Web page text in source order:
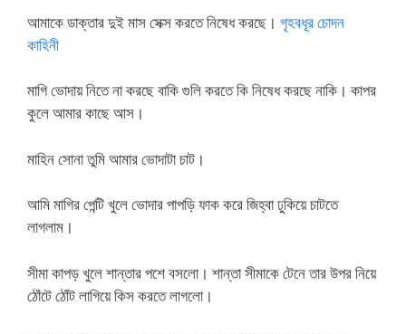
আমাকে ডাক্তার দুই মাস সেক্স করতে নিষেধ করছে। গৃহবধূর চোদন
কাহিনী
মাগি ভোদায় নিতে না করছে বাকি গুলি করতে কি নিষেধ করছে নাকি। কাপর
কুলে আমার কাছে আস।
মাহিন সোনা তুমি আমার ভোদাটা চাট।
আমি মাগির পেন্টি খুলে ভোদার পাপড়ি ফাক করে জিহ্বা ঢুকিয়ে চাটতে
লাগলাম।
সীমা কাপড় খুলে শান্তার পশে বসলো। শান্তা সীমাকে টেনে তার উপর নিয়ে
ঠোঁটে ঠোঁট লাগিয়ে কিস করতে লাগলো।